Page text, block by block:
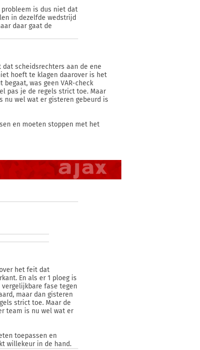
is dus niet dat
in dezelfde wedstrijd
daar gaat de
scheidsrechters aan de ene
hoeft te klagen daarover is het
was geen VAR-check
pas je de regels strict toe. Maar
nu wel wat er gisteren gebeurd is
en moeten stoppen met het
het feit dat
En als er 1 ploeg is
fase tegen
maar dan gisteren
strict toe. Maar de
team is nu wel wat er
toepassen en
willekeur in de hand.